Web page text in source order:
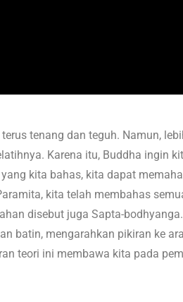
tenang dan teguh. Namun,
Karena itu, Buddha ingin
kita bahas, kita dapat
kita telah membahas
disebut juga Sapta-
batin, mengarahkan pikiran ke
teori ini membawa kita pada